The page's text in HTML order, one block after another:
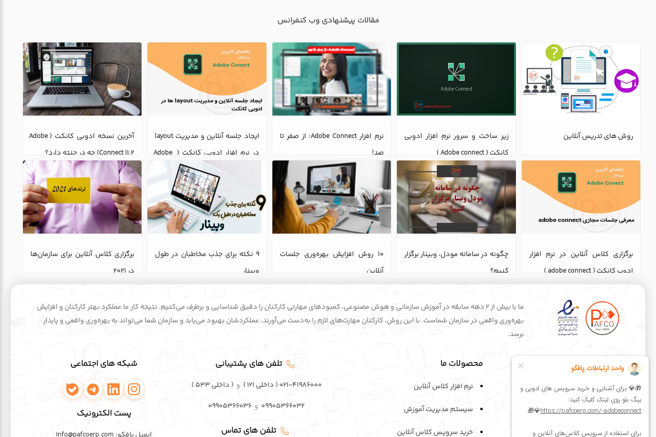
مقالات پیشنهادی وب کنفرانس
روش های تدریس آنلاین
کانکت ( Adobe connect )
صد!
در نرم افزار ادوبی کانکت ( Adobe
آخرین نسخه ادوبی کانکت (Adobe
Connect 11.2) چه در چنته دارد؟
ادوب کانکت ( adobe connect )
چگونه در سامانه مودل، وبینار برگزار
کنیم؟
آنلاین
وبینار
در 2021
ما با بیش از 2 دهه سابقه در آموزش سازمانی و هوش مصنوعی، کمبودهای مهارتی کارکنان را دقیق شناسایی و برطرف می‌کنیم. نتیجه کار ما عملکرد بهتر کارکنان و افزایش
بهره‌وری واقعی در سازمان شماست. با این روش، کارکنان مهارت‌های لازم را به‌دست می‌آورند، عملکردشان بهبود می‌یابد و سازمان شما می‌تواند به بهره‌وری واقعی و پایدار
برسد.
لینک های مفید
وبلاگ
درباره ما
اخبار پافکو
محصولات ما
نرم افزار کلاس آنلاین
سیستم مدیریت آموزش
خرید سرویـس کلاس آنلاین
تلفن های پشتیبانی
۰۲۱-۴۱۹۸۶۰۰۰ ( داخلی ۱۲۱ ) و( داخلی ۵۳۳ )
۰۹۹۰۵۳۶۶۰۳۲ و ۰۹۹۰۵۳۶۶۰۳۶
تلفن های تماس
شبکه های اجتماعی
اینستاگرام پافکو
لینکدین پافکو
تلگرام پافکوواتساپ پافکو
پست الکترونیک